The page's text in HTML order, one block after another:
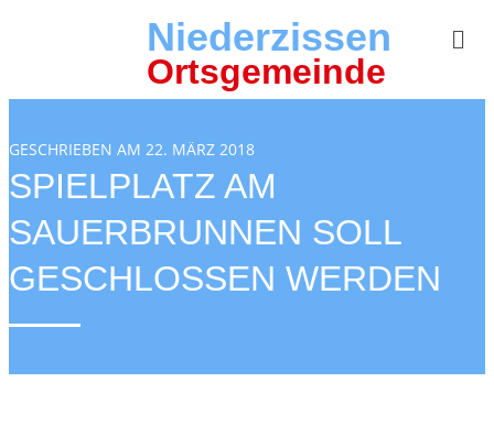
Niederzissen
Ortsgemeinde
GESCHRIEBEN AM 22. MÄRZ 2018
SPIELPLATZ AM
SAUERBRUNNEN SOLL
GESCHLOSSEN WERDEN